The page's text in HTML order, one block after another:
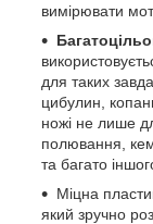
вимірювати
для таких
цибулин,
ножі не лише
полювання,
та багато
Міцна
який зручно